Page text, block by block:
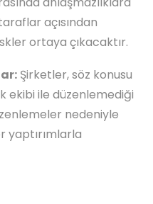
açısından
ortaya çıkacaktır.
Şirketler, söz konusu
ekibi ile düzenlemediği
nedeniyle
yaptırımlarla